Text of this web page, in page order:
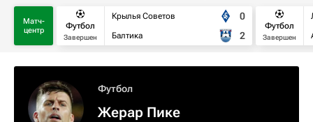
Матч-
центр
Футбол
Завершен
Крылья Советов
Балтика
0
2
Футбол
Завершен
Футбол
Жерар Пике